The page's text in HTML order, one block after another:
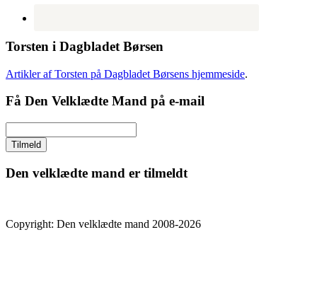
Torsten i Dagbladet Børsen
Artikler af Torsten på Dagbladet Børsens hjemmeside.
Få Den Velklædte Mand på e-mail
Den velklædte mand er tilmeldt
Copyright: Den velklædte mand 2008-2026